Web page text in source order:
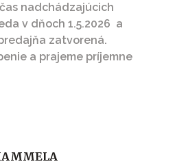
nadchádzajúcich
v dňoch 1.5.2026 a
zatvorená.
a prajeme príjemne